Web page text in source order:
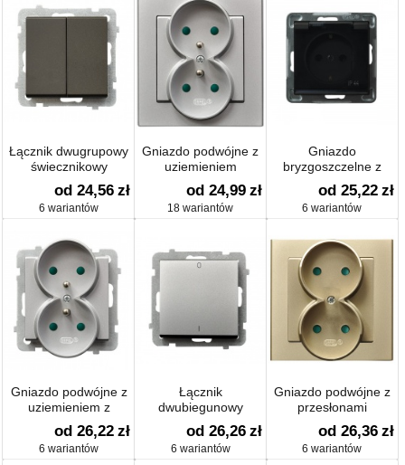
Łącznik dwugrupowy
świecznikowy
od 24,56 zł
6 wariantów
Gniazdo podwójne z
uziemieniem
od 24,99 zł
18 wariantów
Gniazdo
bryzgoszczelne z
uziemieniem schuko
IP-44
od 25,22 zł
6 wariantów
Gniazdo podwójne z
uziemieniem z
przesłonami
od 26,22 zł
6 wariantów
Łącznik
dwubiegunowy
od 26,26 zł
6 wariantów
Gniazdo podwójne z
przesłonami
od 26,36 zł
6 wariantów